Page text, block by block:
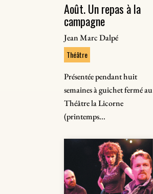
Août. Un repas à la
campagne
Jean Marc Dalpé
Théâtre
Présentée pendant huit
semaines à guichet fermé au
Théâtre la Licorne
(printemps...